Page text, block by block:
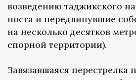
возведению таджикского
поста и передвинувшие
на несколько десятков
спорной территории).
Завязавшаяся перестрелка